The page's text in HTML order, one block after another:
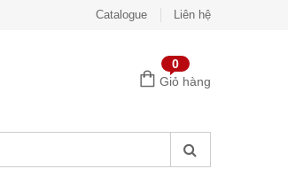
Catalogue Liên hệ
0
Giỏ hàng